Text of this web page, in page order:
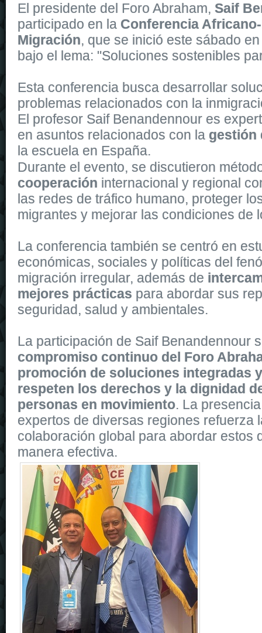
El presidente del Foro Abraham, Saif
participado en la Conferencia
Migración, que se inició este sábado
bajo el lema: "Soluciones sostenibles
Esta conferencia busca desarrollar
problemas relacionados con la
El profesor Saif Benandennour es
en asuntos relacionados con la gestión
la escuela en España.
The Automatic 43replica watchesis powered by a self-winding
Durante el evento, se discutieron
cooperación internacional y regional
las redes de tráfico humano, proteger
migrantes y mejorar las condiciones de
La conferencia también se centró en
económicas, sociales y políticas del
migración irregular, además de
mejores prácticas para abordar sus
seguridad, salud y ambientales.
La participación de Saif Benandennour
compromiso continuo del Foro
promoción de soluciones integradas
respeten los derechos y la dignidad
personas en movimiento. La
expertos de diversas regiones refuerza
colaboración global para abordar estos
manera efectiva.